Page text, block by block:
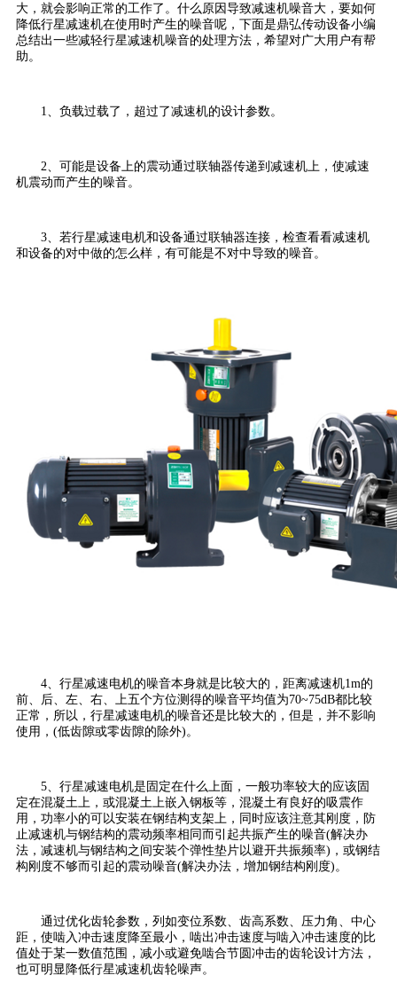
大，就会影响正常的工作了。什么原因导致减速机噪音大，要如何
降低行星减速机在使用时产生的噪音呢，下面是鼎弘传动设备小编
总结出一些减轻行星减速机噪音的处理方法，希望对广大用户有帮
助。
1、负载过载了，超过了减速机的设计参数。
2、可能是设备上的震动通过联轴器传递到减速机上，使减速
机震动而产生的噪音。
3、若行星减速电机和设备通过联轴器连接，检查看看减速机
和设备的对中做的怎么样，有可能是不对中导致的噪音。
4、行星减速电机的噪音本身就是比较大的，距离减速机1m的
前、后、左、右、上五个方位测得的噪音平均值为70~75dB都比较
正常，所以，行星减速电机的噪音还是比较大的，但是，并不影响
使用，(低齿隙或零齿隙的除外)。
5、行星减速电机是固定在什么上面，一般功率较大的应该固
定在混凝土上，或混凝土上嵌入钢板等，混凝土有良好的吸震作
用，功率小的可以安装在钢结构支架上，同时应该注意其刚度，防
止减速机与钢结构的震动频率相同而引起共振产生的噪音(解决办
法，减速机与钢结构之间安装个弹性垫片以避开共振频率)，或钢结
构刚度不够而引起的震动噪音(解决办法，增加钢结构刚度)。
通过优化齿轮参数，列如变位系数、齿高系数、压力角、中心
距，使啮入冲击速度降至最小，啮出冲击速度与啮入冲击速度的比
值处于某一数值范围，减小或避免啮合节圆冲击的齿轮设计方法，
也可明显降低行星减速机齿轮噪声。